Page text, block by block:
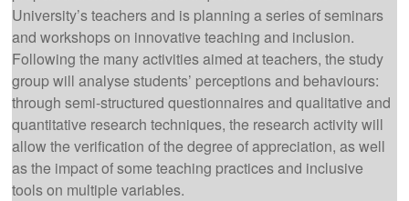
University’s teachers and is planning a series of seminars
and workshops on innovative teaching and inclusion.
Following the many activities aimed at teachers, the study
group will analyse students’ perceptions and behaviours:
through semi-structured questionnaires and qualitative and
quantitative research techniques, the research activity will
allow the verification of the degree of appreciation, as well
as the impact of some teaching practices and inclusive
tools on multiple variables.